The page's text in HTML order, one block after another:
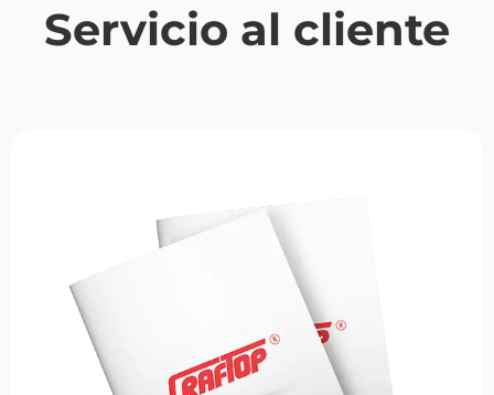
Servicio al cliente